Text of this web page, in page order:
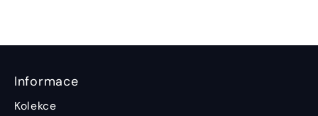
Informace
Kolekce